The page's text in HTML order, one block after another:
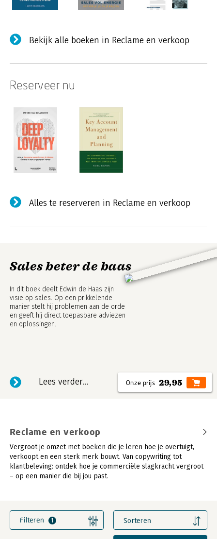
Bekijk alle boeken in Reclame en verkoop
Reserveer nu
Alles te reserveren in Reclame en verkoop
Sales beter de baas
In dit boek deelt Edwin de Haas zijn
visie op sales. Op een prikkelende
manier stelt hij problemen aan de orde
en geeft hij direct toepasbare adviezen
en oplossingen.
Lees verder... 29,95
Reclame en verkoop
Vergroot je omzet met boeken die je leren hoe je overtuigt,
verkoopt en een sterk merk bouwt. Van copywriting tot
klantbeleving: ontdek hoe je commerciële slagkracht vergroot
– op een manier die bij jou past.
Filteren 1 Sorteren